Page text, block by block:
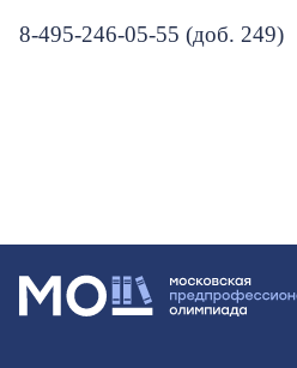
8-495-246-05-55 (доб. 249)